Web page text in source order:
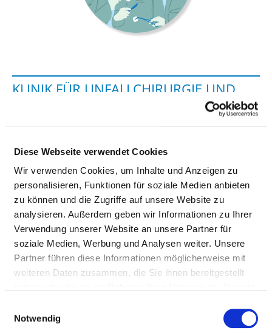
Diese Webseite verwendet Cookies
Wir verwenden Cookies, um Inhalte und Anzeigen zu
personalisieren, Funktionen für soziale Medien anbieten
zu können und die Zugriffe auf unsere Website zu
analysieren. Außerdem geben wir Informationen zu Ihrer
Verwendung unserer Website an unsere Partner für
soziale Medien, Werbung und Analysen weiter. Unsere
Partner führen diese Informationen möglicherweise mit
weiteren Daten zusammen, die Sie ihnen bereitgestellt
Notwendig
KLINIK FÜR UNFALLCHIRURGIE UND
ORTHOPÄDIE - DR. MED. CHRISTIAN
Tübinger Straße 30
72336 Balingen
Phone:07433-9092-2301
Fax: 07433-9092-2305
Mail:ed.mukinilk-blanrelloz@ofni
Approach
http://www.zollernalb-klinikum.de